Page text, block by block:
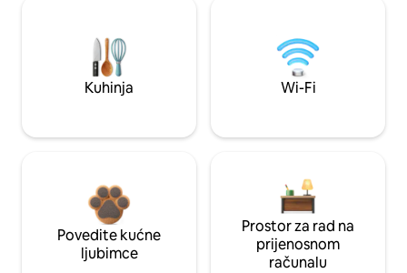
Kuhinja Wi-Fi
Povedite kućne
ljubimce
Prostor za rad na
prijenosnom
računalu